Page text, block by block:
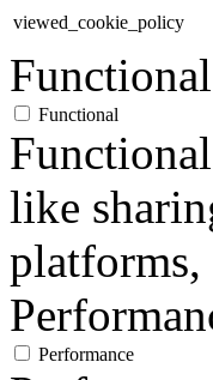
viewed_cookie_policy
Functional
Functional
like
platforms,
Performance